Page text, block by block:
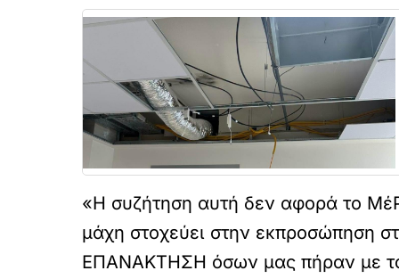
«Η συζήτηση αυτή δεν αφορά το
μάχη στοχεύει στην εκπροσώπηση
ΕΠΑΝΑΚΤΗΣΗ όσων μας πήραν με